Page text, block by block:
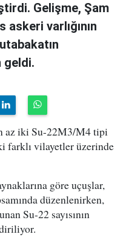
Gelişme, Şam
varlığının
geldi.
az iki Su-22M3/M4 tipi
farklı vilayetler üzerinde
göre uçuşlar,
düzenlenirken,
Su-22 sayısının